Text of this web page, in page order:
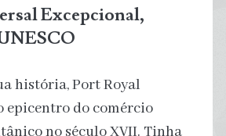
Excepcional,
história, Port Royal
epicentro do comércio
no século XVII. Tinha